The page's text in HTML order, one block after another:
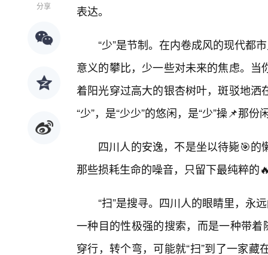
分享
表达。
“少”是节制。在内卷成风的现代都
意义的攀比，少一些对未来的焦虑。
着阳光穿过高大的银杏树叶，斑驳地
“少”，是“少少”的悠闲，是“少”操📌那份
四川人的安逸，不是坐以待毙🎯
那些损耗生命的噪音，只留下最纯粹的
“扫”是搜寻。四川人的眼睛里，永
一种目的性极强的搜索，而是一种带
穿行，转个弯，可能就“扫”到了一家